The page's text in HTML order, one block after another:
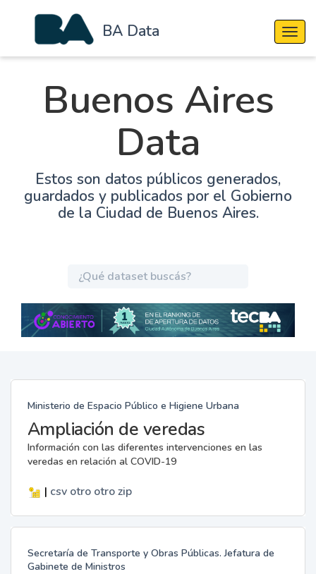
BA Data
Buenos Aires
Data
Estos son datos públicos generados,
guardados y publicados por el Gobierno
de la Ciudad de Buenos Aires.
Ministerio de Espacio Público e Higiene Urbana
Ampliación de veredas
Información con las diferentes intervenciones en las
veredas en relación al COVID-19
| csv otro otro zip
Secretaría de Transporte y Obras Públicas. Jefatura de
Gabinete de Ministros